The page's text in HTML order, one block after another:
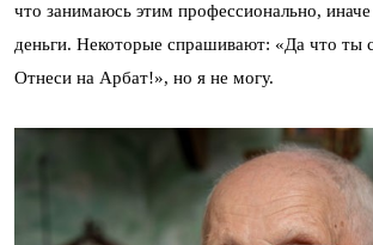
что занимаюсь этим профессионально,
деньги. Некоторые спрашивают: «Да что ты
Отнеси на Арбат!», но я не могу.